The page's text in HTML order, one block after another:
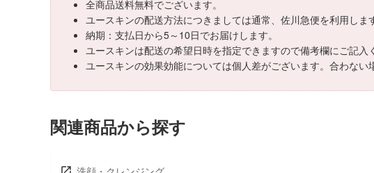
全商品送料無料でございます。
ユースキンの配送方法につきましては通常、佐川急便を利用しま
納期：支払日から5～10日でお届けします。
ユースキンは配送の希望日時を指定できますので備考欄にご記入
ユースキンの効果効能については個人差がございます。合わない
関連商品から探す